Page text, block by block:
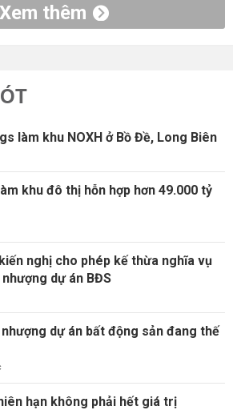
Xem thêm
làm khu NOXH ở Bồ Đề, Long Biên
khu đô thị hỗn hợp hơn 49.000 tỷ
nghị cho phép kế thừa nghĩa vụ
dự án BĐS
dự án bất động sản đang thế
hạn không phải hết giá trị